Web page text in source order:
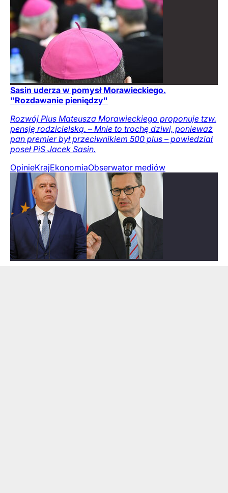
Sasin uderza w pomysł Morawieckiego.
"Rozdawanie pieniędzy"
Rozwój Plus Mateusza Morawieckiego proponuje tzw.
pensję rodzicielską. – Mnie to trochę dziwi, ponieważ
pan premier był przeciwnikiem 500 plus – powiedział
poseł PiS Jacek Sasin.
OpinieKrajEkonomiaObserwator mediów